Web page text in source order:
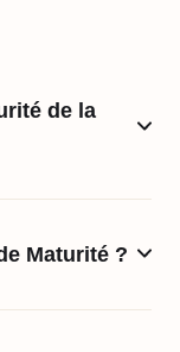
de la
Maturité ?